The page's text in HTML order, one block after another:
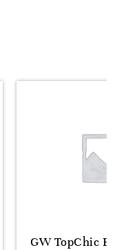
GW TopChic